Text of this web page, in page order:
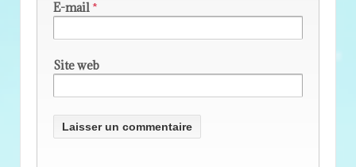
E-mail *
Site web